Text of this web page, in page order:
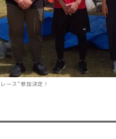
ース”参加決定！